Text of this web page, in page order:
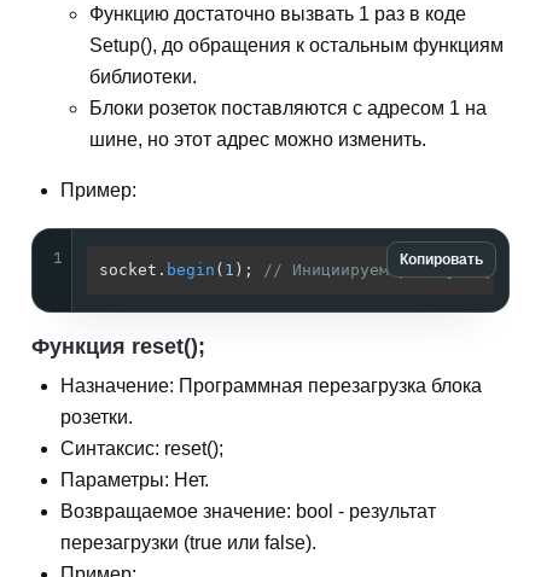
Функцию достаточно вызвать 1 раз в коде
Setup(), до обращения к остальным функциям
библиотеки.
Блоки розеток поставляются с адресом 1 на
шине, но этот адрес можно изменить.
Пример:
Копировать
1
socket. begin ( 1 ); // Инициируем работу с
Функция reset();
Назначение: Программная перезагрузка блока
розетки.
Синтаксис: reset();
Параметры: Нет.
Возвращаемое значение: bool - результат
перезагрузки (true или false).